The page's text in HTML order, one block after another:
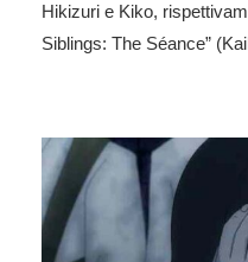
Hikizuri e Kiko,
Siblings: The Séance”